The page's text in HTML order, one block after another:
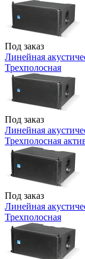
Под заказ
Линейная
Трехполосная
Под заказ
Линейная
Трехполосная
Под заказ
Линейная
Трехполосная